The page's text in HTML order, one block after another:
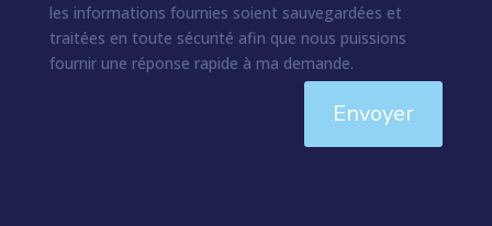
les informations fournies soient sauvegardées et
traitées en toute sécurité afin que nous puissions
fournir une réponse rapide à ma demande.
Envoyer